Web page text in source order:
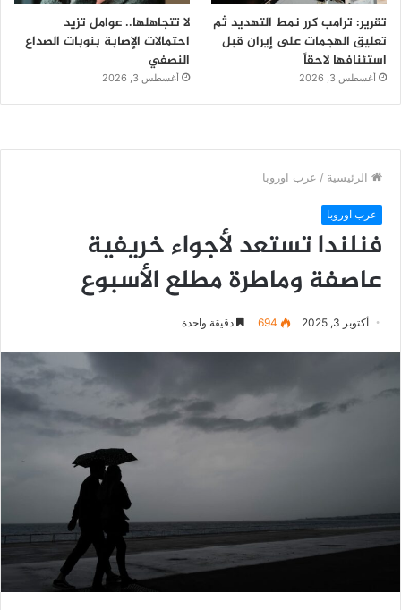
تقرير: ترامب كرر نمط التهديد ثم
تعليق الهجمات على إيران قبل
استئنافها لاحقاً
أغسطس 3, 2026
لا تتجاهلها.. عوامل تزيد
احتمالات الإصابة بنوبات الصداع
النصفي
أغسطس 3, 2026